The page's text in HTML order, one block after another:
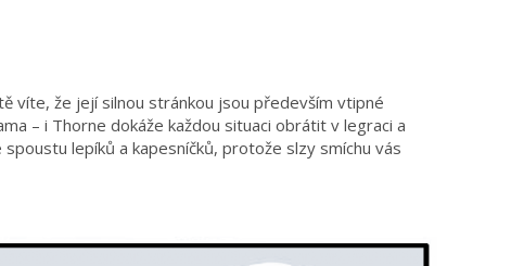
víte, že její silnou stránkou jsou především vtipné
– i Thorne dokáže každou situaci obrátit v legraci a
lepíků a kapesníčků, protože slzy smíchu vás